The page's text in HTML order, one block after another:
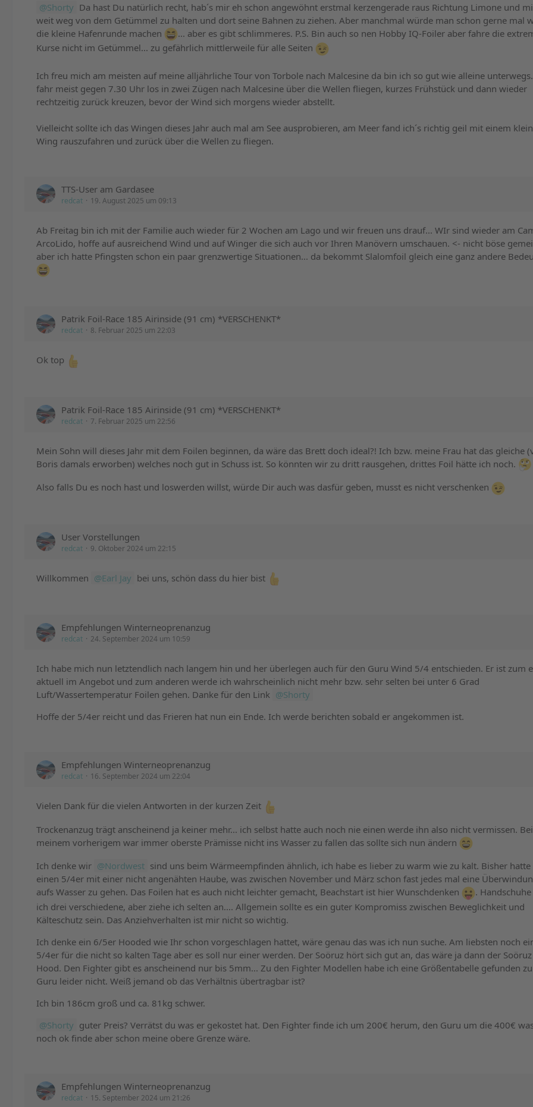
Shorty Da hast Du natürlich recht, hab´s mir eh schon angewöhnt erstmal kerzengerade raus Richtung Limone und
weit weg von dem Getümmel zu halten und dort seine Bahnen zu ziehen. Aber manchmal würde man schon gerne mal
die kleine Hafenrunde machen
... aber es gibt schlimmeres. P.S. Bin auch so nen Hobby IQ-Foiler aber fahre die
Kurse nicht im Getümmel... zu gefährlich mittlerweile für alle Seiten
Ich freu mich am meisten auf meine alljährliche Tour von Torbole nach Malcesine da bin ich so gut wie alleine
fahr meist gegen 7.30 Uhr los in zwei Zügen nach Malcesine über die Wellen fliegen, kurzes Frühstück und dann wieder
rechtzeitig zurück kreuzen, bevor der Wind sich morgens wieder abstellt.
Vielleicht sollte ich das Wingen dieses Jahr auch mal am See ausprobieren, am Meer fand ich´s richtig geil mit einem
Wing rauszufahren und zurück über die Wellen zu fliegen.
TTS-User am Gardasee
redcat 19. August 2025 um 09:13
Ab Freitag bin ich mit der Familie auch wieder für 2 Wochen am Lago und wir freuen uns drauf... WIr sind wieder am
ArcoLido, hoffe auf ausreichend Wind und auf Winger die sich auch vor Ihren Manövern umschauen. <- nicht böse
aber ich hatte Pfingsten schon ein paar grenzwertige Situationen... da bekommt Slalomfoil gleich eine ganz andere
Patrik Foil-Race 185 Airinside (91 cm) *VERSCHENKT*
redcat 8. Februar 2025 um 22:03
Ok top
Patrik Foil-Race 185 Airinside (91 cm) *VERSCHENKT*
redcat 7. Februar 2025 um 22:56
Mein Sohn will dieses Jahr mit dem Foilen beginnen, da wäre das Brett doch ideal?! Ich bzw. meine Frau hat das gleiche
Boris damals erworben) welches noch gut in Schuss ist. So könnten wir zu dritt rausgehen, drittes Foil hätte ich noch.
Also falls Du es noch hast und loswerden willst, würde Dir auch was dasfür geben, musst es nicht verschenken
User Vorstellungen
redcat 9. Oktober 2024 um 22:15
Willkommen Earl Jay bei uns, schön dass du hier bist
Empfehlungen Winterneoprenanzug
redcat 24. September 2024 um 10:59
Ich habe mich nun letztendlich nach langem hin und her überlegen auch für den Guru Wind 5/4 entschieden. Er ist zum
aktuell im Angebot und zum anderen werde ich wahrscheinlich nicht mehr bzw. sehr selten bei unter 6 Grad
Luft/Wassertemperatur Foilen gehen. Danke für den Link
Shorty
Hoffe der 5/4er reicht und das Frieren hat nun ein Ende. Ich werde berichten sobald er angekommen ist.
Empfehlungen Winterneoprenanzug
redcat 16. September 2024 um 22:04
Vielen Dank für die vielen Antworten in der kurzen Zeit
Trockenanzug trägt anscheinend ja keiner mehr... ich selbst hatte auch noch nie einen werde ihn also nicht vermissen. Bei
meinem vorherigem war immer oberste Prämisse nicht ins Wasser zu fallen das sollte sich nun ändern
Ich denke wir
Nordwest sind uns beim Wärmeempfinden ähnlich, ich habe es lieber zu warm wie zu kalt. Bisher hatte
einen 5/4er mit einer nicht angenähten Haube, was zwischen November und März schon fast jedes mal eine
aufs Wasser zu gehen. Das Foilen hat es auch nicht leichter gemacht, Beachstart ist hier Wunschdenken
.
ich drei verschiedene, aber ziehe ich selten an.... Allgemein sollte es ein guter Kompromiss zwischen Beweglichkeit und
Kälteschutz sein. Das Anziehverhalten ist mir nicht so wichtig.
Ich denke ein 6/5er Hooded wie Ihr schon vorgeschlagen hattet, wäre genau das was ich nun suche. Am liebsten noch
5/4er für die nicht so kalten Tage aber es soll nur einer werden. Der Soöruz hört sich gut an, das wäre ja dann der
Hood. Den Fighter gibt es anscheinend nur bis 5mm... Zu den Fighter Modellen habe ich eine Größentabelle gefunden
Guru leider nicht. Weiß jemand ob das Verhältnis übertragbar ist?
Ich bin 186cm groß und ca. 81kg schwer.
Shorty guter Preis? Verrätst du was er gekostet hat. Den Fighter finde ich um 200€ herum, den Guru um die 400€
noch ok finde aber schon meine obere Grenze wäre.
Empfehlungen Winterneoprenanzug
redcat 15. September 2024 um 21:26